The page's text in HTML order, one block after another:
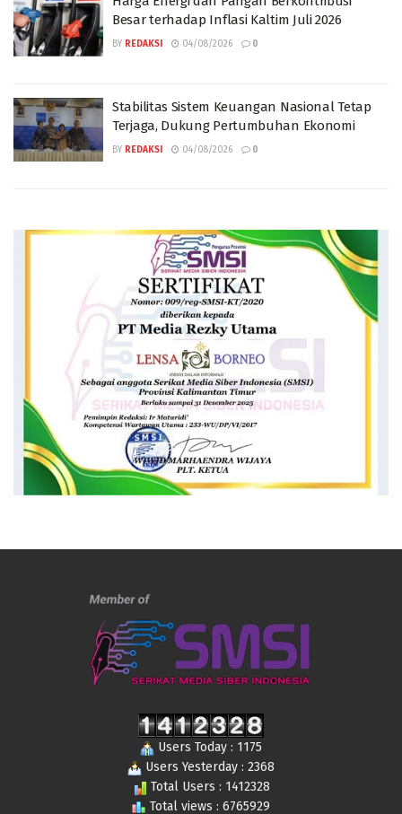
Besar terhadap Inflasi Kaltim Juli 2026
BY REDAKSI 04/08/2026 0
Stabilitas Sistem Keuangan Nasional Tetap
Terjaga, Dukung Pertumbuhan Ekonomi
BY REDAKSI 04/08/2026 0
Users Today : 1175
Users Yesterday : 2368
Total Users : 1412328
Total views : 6765929